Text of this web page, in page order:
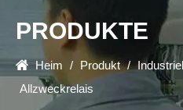
PRODUKTE
Heim / Produkt /
Allzweckrelais